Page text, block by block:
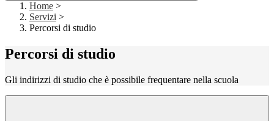
Home >
Servizi >
Percorsi di studio
Percorsi di studio
Gli indirizzi di studio che è possibile frequentare nella scuola